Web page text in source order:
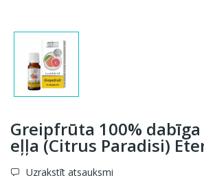
Greipfrūta 100%
eļļa (Citrus Paradisi)
Uzrakstīt atsauksmi